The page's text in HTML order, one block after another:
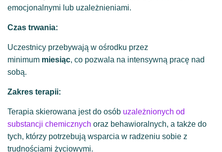
emocjonalnymi lub uzależnieniami.
Czas trwania:
Uczestnicy przebywają w ośrodku przez
minimum miesiąc, co pozwala na intensywną pracę nad
sobą.
Zakres terapii:
Terapia skierowana jest do osób uzależnionych od
substancji chemicznych oraz behawioralnych, a także do
tych, którzy potrzebują wsparcia w radzeniu sobie z
trudnościami życiowymi.